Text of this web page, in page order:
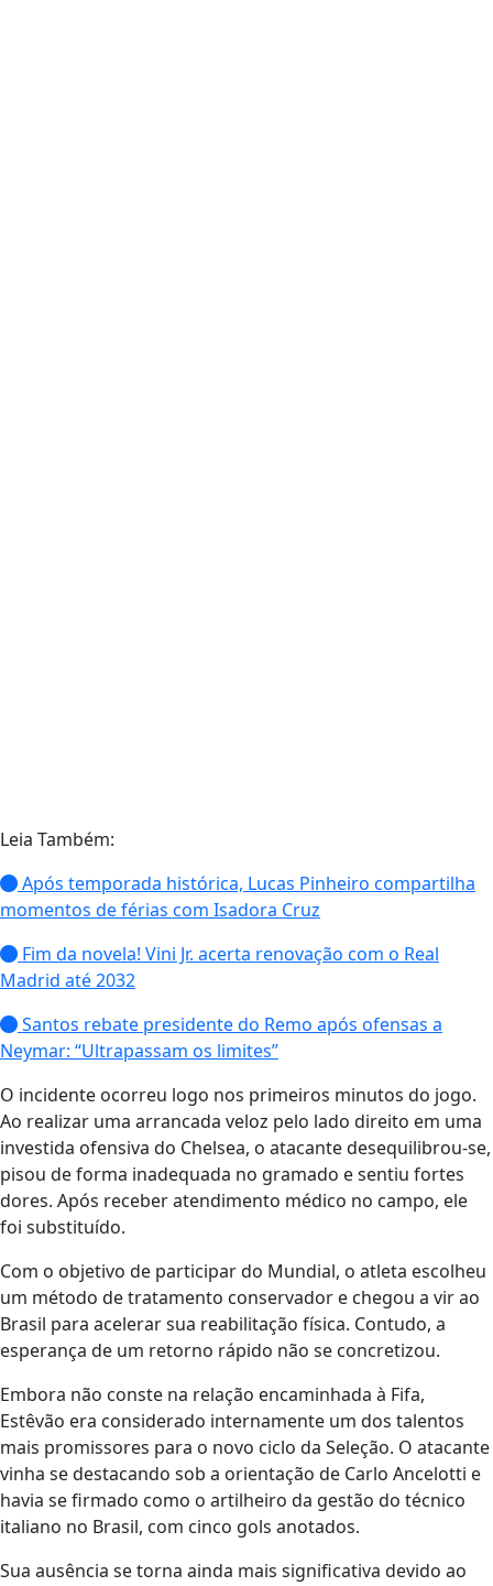
Leia Também:
Após temporada histórica, Lucas Pinheiro compartilha
momentos de férias com Isadora Cruz
Fim da novela! Vini Jr. acerta renovação com o Real
Madrid até 2032
Santos rebate presidente do Remo após ofensas a
Neymar: “Ultrapassam os limites”
O incidente ocorreu logo nos primeiros minutos do jogo.
Ao realizar uma arrancada veloz pelo lado direito em uma
investida ofensiva do Chelsea, o atacante desequilibrou-se,
pisou de forma inadequada no gramado e sentiu fortes
dores. Após receber atendimento médico no campo, ele
foi substituído.
Com o objetivo de participar do Mundial, o atleta escolheu
um método de tratamento conservador e chegou a vir ao
Brasil para acelerar sua reabilitação física. Contudo, a
esperança de um retorno rápido não se concretizou.
Embora não conste na relação encaminhada à Fifa,
Estêvão era considerado internamente um dos talentos
mais promissores para o novo ciclo da Seleção. O atacante
vinha se destacando sob a orientação de Carlo Ancelotti e
havia se firmado como o artilheiro da gestão do técnico
italiano no Brasil, com cinco gols anotados.
Sua ausência se torna ainda mais significativa devido ao